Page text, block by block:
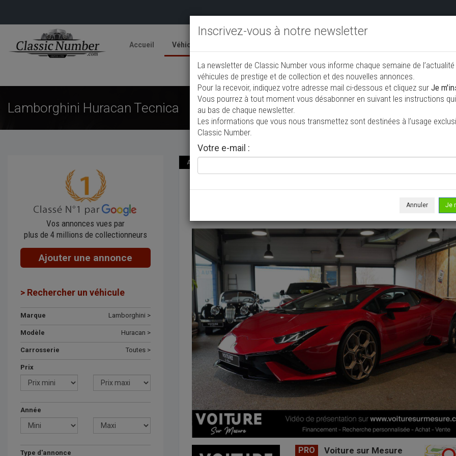
Accueil Véhicules
Ajouter une annonce
Lamborghini Huracan Tecnica
Vos annonces vues par
plus de 4 millions de collectionneurs
Ajouter une annonce
> Rechercher un véhicule
Marque Lamborghini >
Modèle Huracan >
Carrosserie Toutes >
Prix
Année
Type d'annonce
Annonce actualisée le 05/08/2026 ( il y a 2 jours )
Lamborghini Huracan Tecnica
PRO Voiture sur Mesure
Inscrivez-vous à notre newsletter
La newsletter de Classic Number vous informe chaque semaine de
véhicules de prestige et de collection et des nouvelles annonces.
Pour la recevoir, indiquez votre adresse mail ci-dessous et cliquez sur Je
Vous pourrez à tout moment vous désabonner en suivant les instructions
au bas de chaque newsletter.
Les informations que vous nous transmettez sont destinées à l’usage
Classic Number.
Votre e-mail :
Annuler Je